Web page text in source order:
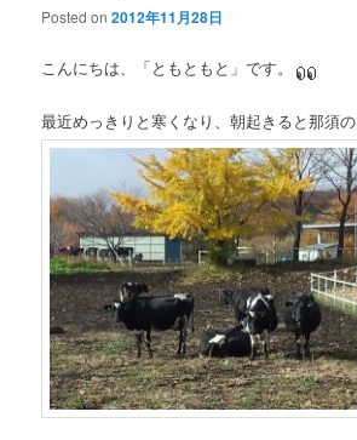
Posted on2012年11月28日
こんにちは、「ともともと」です。
最近めっきりと寒くなり、朝起きると那須の